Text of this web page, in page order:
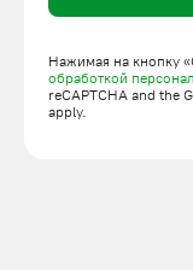
Нажимая на кнопку
обработкой
reCAPTCHA and the
apply.